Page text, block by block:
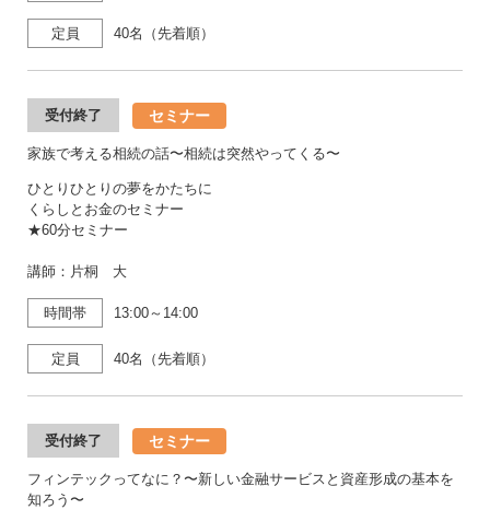
定員 40名（先着順）
受付終了 セミナー
家族で考える相続の話〜相続は突然やってくる〜
ひとりひとりの夢をかたちに
くらしとお金のセミナー
★60分セミナー
講師：片桐 大
時間帯 13:00～14:00
定員 40名（先着順）
受付終了 セミナー
フィンテックってなに？〜新しい金融サービスと資産形成の基本を
知ろう〜